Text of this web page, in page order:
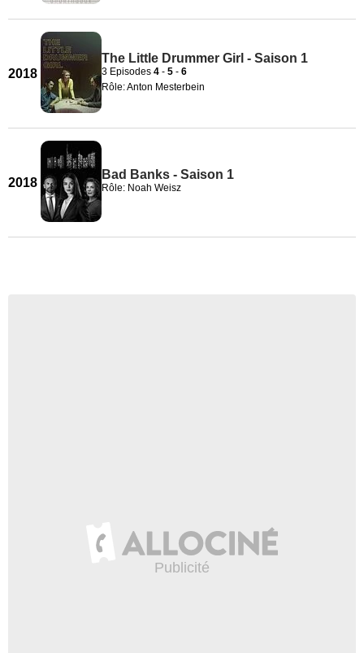
2018
The Little Drummer Girl - Saison 1
3 Episodes 4 - 5 - 6
Rôle: Anton Mesterbein
2018
Bad Banks - Saison 1
Rôle: Noah Weisz